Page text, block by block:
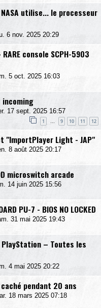
utilise... le processeur
6 nov. 2025 20:29
console SCPH-5903
5 oct. 2025 16:03
incoming
17 sept. 2025 16:57
1 … 9 10 11 12
"ImportPlayer Light - JAP"
8 août 2025 20:17
microswitch arcade
14 juin 2025 15:56
PU-7 - BIOS NO LOCKED
31 mai 2025 19:43
PlayStation – Toutes les
4 mai 2025 20:22
pendant 20 ans
18 mars 2025 07:18